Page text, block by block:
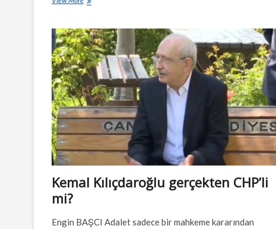
seçim…
Kemal Kılıçdaroğlu gerçekten CHP’li
mi?
Engin BAŞCI Adalet sadece bir mahkeme kararından